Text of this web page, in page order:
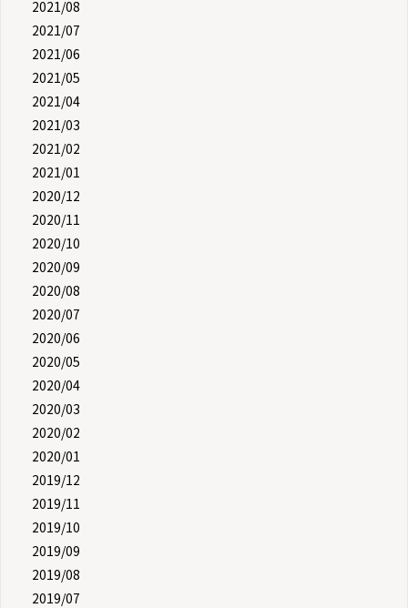
2021/08
2021/07
2021/06
2021/05
2021/04
2021/03
2021/02
2021/01
2020/12
2020/11
2020/10
2020/09
2020/08
2020/07
2020/06
2020/05
2020/04
2020/03
2020/02
2020/01
2019/12
2019/11
2019/10
2019/09
2019/08
2019/07